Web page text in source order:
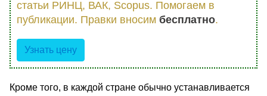
статьи РИНЦ, ВАК, Scopus. Помогаем в
публикации. Правки вносим бесплатно.
Узнать цену
Кроме того, в каждой стране обычно устанавливается